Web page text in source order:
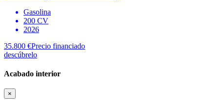
Gasolina
200 CV
2026
35.800 €Precio financiado
descúbrelo
Acabado interior
×